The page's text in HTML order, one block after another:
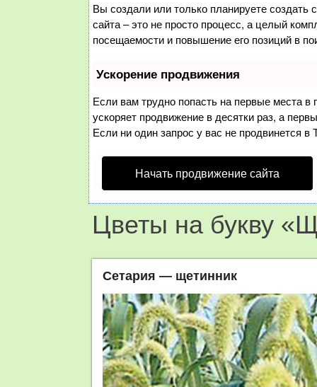
Вы создали или только планируете создать
сайта – это не просто процесс, а целый
посещаемости и повышение его позиций в
Ускорение продвижения
Если вам трудно попасть на первые места в
ускоряет продвижение в десятки раз, а
Если ни один запрос у вас не продвинется в
Начать продвижение сайта
Цветы на букву
Сетария — щетинник